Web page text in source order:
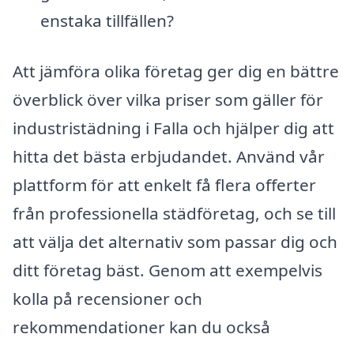
enstaka tillfällen?
Att jämföra olika företag ger dig en bättre
överblick över vilka priser som gäller för
industristädning i Falla och hjälper dig att
hitta det bästa erbjudandet. Använd vår
plattform för att enkelt få flera offerter
från professionella städföretag, och se till
att välja det alternativ som passar dig och
ditt företag bäst. Genom att exempelvis
kolla på recensioner och
rekommendationer kan du också